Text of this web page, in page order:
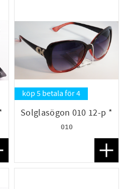
till i favoriter
köp 5 betala för 4
Solglasögon 010 12-p *
010